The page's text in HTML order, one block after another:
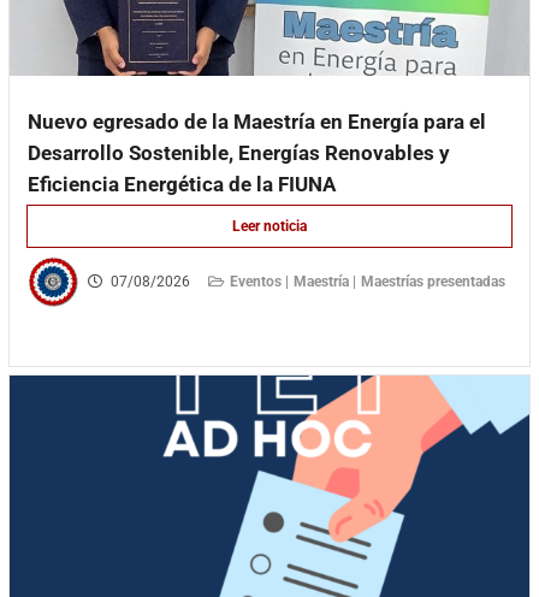
Nuevo egresado de la Maestría en Energía para el
Desarrollo Sostenible, Energías Renovables y
Eficiencia Energética de la FIUNA
Leer noticia
07/08/2026 Eventos | Maestría | Maestrías presentadas